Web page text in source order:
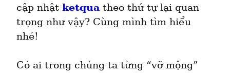
cập nhật ketqua theo thứ tự lại quan
trọng như vậy? Cùng mình tìm hiểu
nhé!
Có ai trong chúng ta từng “vỡ mộng”